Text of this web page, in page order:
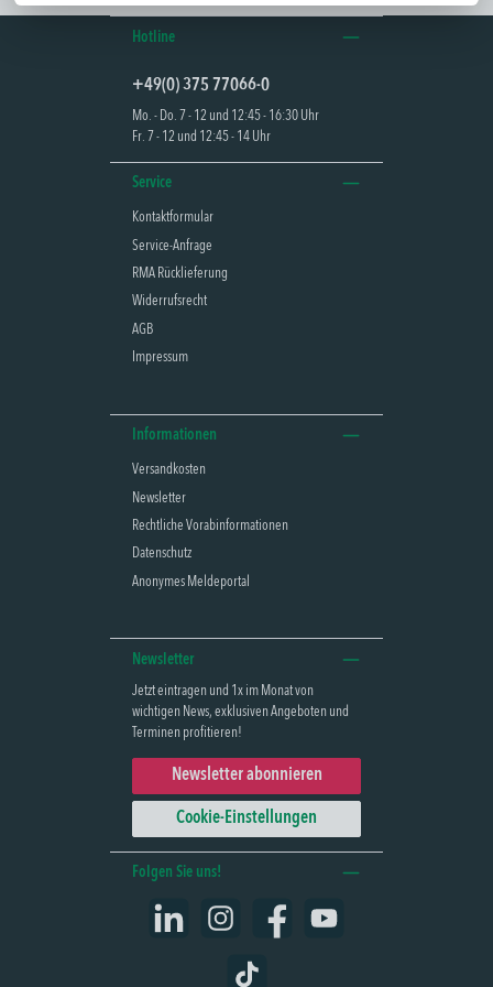
Hotline
+49(0) 375 77066-0
Mo. - Do. 7 - 12 und 12:45 - 16:30 Uhr
Fr. 7 - 12 und 12:45 - 14 Uhr
Service
Kontaktformular
Service-Anfrage
RMA Rücklieferung
Widerrufsrecht
AGB
Impressum
Informationen
Versandkosten
Newsletter
Rechtliche Vorabinformationen
Datenschutz
Anonymes Meldeportal
Newsletter
Jetzt eintragen und 1x im Monat von
wichtigen News, exklusiven Angeboten und
Terminen profitieren!
Newsletter abonnieren
Cookie-Einstellungen
Folgen Sie uns!
Instagram Facebook YouTube
TikTok